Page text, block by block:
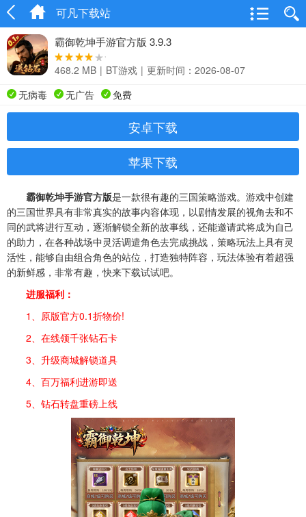
可凡下载站
霸御乾坤手游官方版 3.9.3
468.2 MB | BT游戏 | 更新时间：2026-08-07
无病毒
无广告 免费
安卓下载
苹果下载
霸御乾坤手游官方版是一款很有趣的三国策略游戏。游戏中创建
的三国世界具有非常真实的故事内容体现，以剧情发展的视角去和不
同的武将进行互动，逐渐解锁全新的故事线，还能邀请武将成为自己
的助力，在各种战场中灵活调遣角色去完成挑战，策略玩法上具有灵
活性，能够自由组合角色的站位，打造独特阵容，玩法体验有着超强
的新鲜感，非常有趣，快来下载试试吧。
进服福利：
1、原版官方0.1折物价!
2、在线领千张钻石卡
3、升级商城解锁道具
4、百万福利进游即送
5、钻石转盘重磅上线